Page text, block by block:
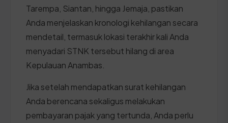
Tarempa, Siantan, hingga Jemaja, pastikan
Anda menjelaskan kronologi kehilangan secara
mendetail, termasuk lokasi terakhir kali Anda
menyadari STNK tersebut hilang di area
Kepulauan Anambas.
Jika setelah mendapatkan surat kehilangan
Anda berencana sekaligus melakukan
pembayaran pajak yang tertunda, Anda perlu